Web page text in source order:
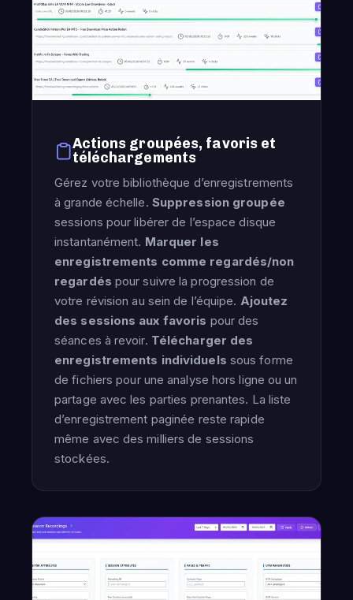
Actions groupées, favoris et
téléchargements
Gérez votre bibliothèque d’enregistrements
à grande échelle. Suppression groupée
sessions pour libérer de l’espace disque
instantanément. Marquer les
enregistrements comme regardés/non
regardés pour suivre la progression de
votre révision au sein de l’équipe. Ajoutez
des sessions aux favoris pour des
séances à revoir. Télécharger des
enregistrements individuels sous forme
de fichiers pour une analyse hors ligne ou un
partage avec les parties prenantes. La liste
d’enregistrement paginée reste rapide
même avec des milliers de sessions
stockées.